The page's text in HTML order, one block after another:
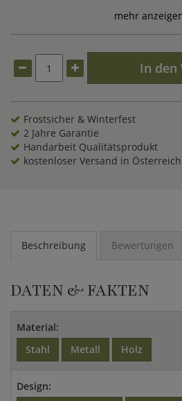
mehr
In den
Frostsicher & Winterfest
2 Jahre Garantie
Handarbeit Qualitätsprodukt
kostenloser Versand in Österreich
Beschreibung Bewertungen
DATEN & FAKTEN
Material:
Stahl
Metall Holz
Design: